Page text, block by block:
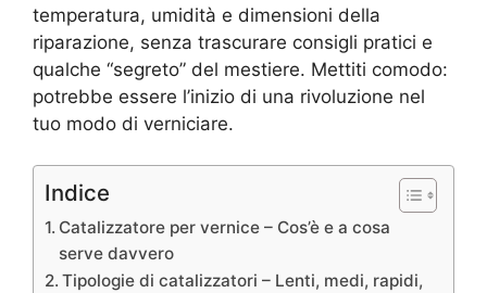
temperatura, umidità e dimensioni della
riparazione, senza trascurare consigli pratici e
qualche “segreto” del mestiere. Mettiti comodo:
potrebbe essere l’inizio di una rivoluzione nel
tuo modo di verniciare.
Indice
Catalizzatore per vernice – Cos’è e a cosa
serve davvero
Tipologie di catalizzatori – Lenti, medi, rapidi,